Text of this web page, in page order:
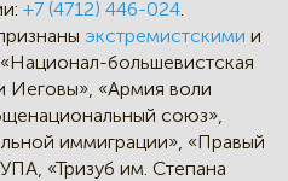
+7 (4712) 446-024
экстремистскими и
большевистская
Иеговы», «Армия воли
союз»,
иммиграции», «Правый
«Тризуб им. Степана